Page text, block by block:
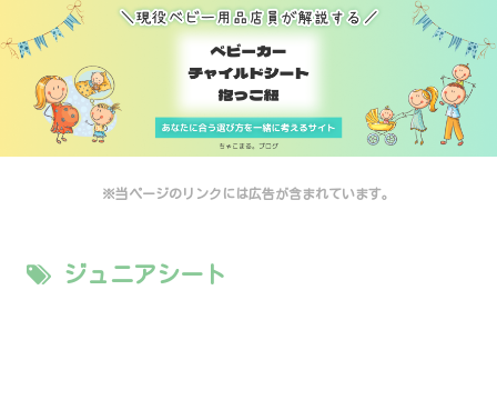
※当ページのリンクには広告が含まれています。
ジュニアシート